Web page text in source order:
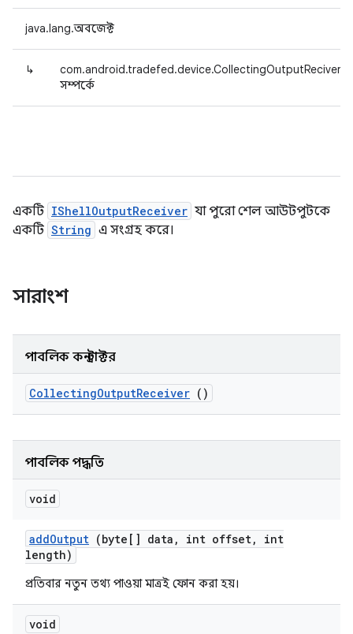
java.lang.অবজেক্ট
↳
com.android.tradefed.device.CollectingOutputReciver
সম্পর্কে
একটি IShellOutputReceiver যা পুরো শেল আউটপুটকে
একটি String এ সংগ্রহ করে।
সারাংশ
পাবলিক কনস্ট্রাক্টর
CollectingOutputReceiver ()
পাবলিক পদ্ধতি
void
addOutput (byte[] data , int offset,
int
length)
প্রতিবার নতুন তথ্য পাওয়া মাত্রই ফোন করা হয়।
void